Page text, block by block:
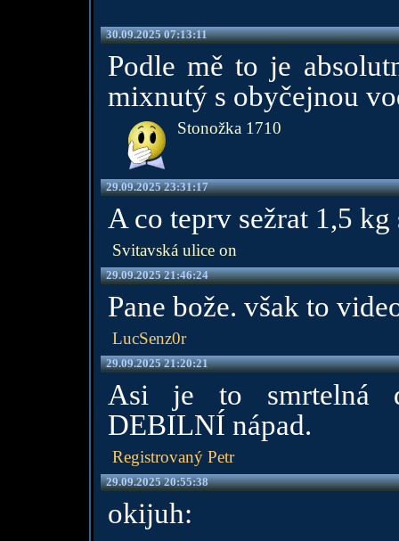
30.09.2025 07:13:11
Podle mě to je
mixnutý s obyčejnou
Stonožka 1710
29.09.2025 23:31:17
A co teprv sežrat 1,5 kg
Svitavská ulice on
29.09.2025 21:46:24
Pane bože. však to
LucSenz0r
29.09.2025 21:20:21
Asi je to smrtelná
DEBILNÍ nápad.
Registrovaný Petr
29.09.2025 20:55:38
okijuh: